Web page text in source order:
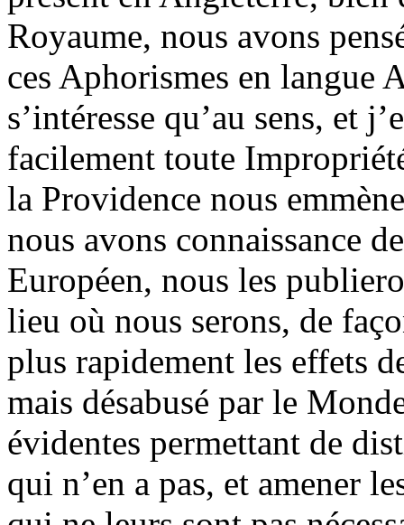
Royaume, nous avons
ces Aphorismes en langue
s’intéresse qu’au sens, et
facilement toute
la Providence nous
nous avons connaissance
Européen, nous les
lieu où nous serons, de
plus rapidement les effets
mais désabusé par le
évidentes permettant de
qui n’en a pas, et amener